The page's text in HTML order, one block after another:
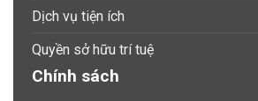
Dịch vụ tiện ích
Quyền sở hữu trí tuệ
Chính sách